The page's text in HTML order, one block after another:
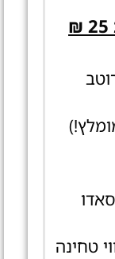
מנה ראשונה מאפה הבית 25 ₪
טחינה